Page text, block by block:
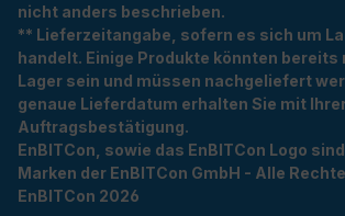
nicht anders beschrieben.
** Lieferzeitangabe, sofern es sich um
handelt. Einige Produkte könnten bereits
Lager sein und müssen nachgeliefert
genaue Lieferdatum erhalten Sie mit
Auftragsbestätigung.
EnBITCon, sowie das EnBITCon Logo
Marken der EnBITCon GmbH - Alle
EnBITCon 2026